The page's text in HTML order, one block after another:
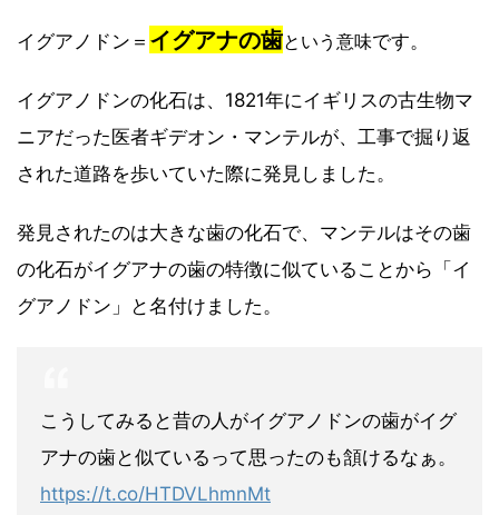
イグアノドン＝ イグアナの歯という意味です。
イグアノドンの化石は、1821年にイギリスの古生物マ
ニアだった医者ギデオン・マンテルが、工事で掘り返
された道路を歩いていた際に発見しました。
発見されたのは大きな歯の化石で、マンテルはその歯
の化石がイグアナの歯の特徴に似ていることから「イ
グアノドン」と名付けました。
こうしてみると昔の人がイグアノドンの歯がイグ
アナの歯と似ているって思ったのも頷けるなぁ。
https://t.co/HTDVLhmnMt